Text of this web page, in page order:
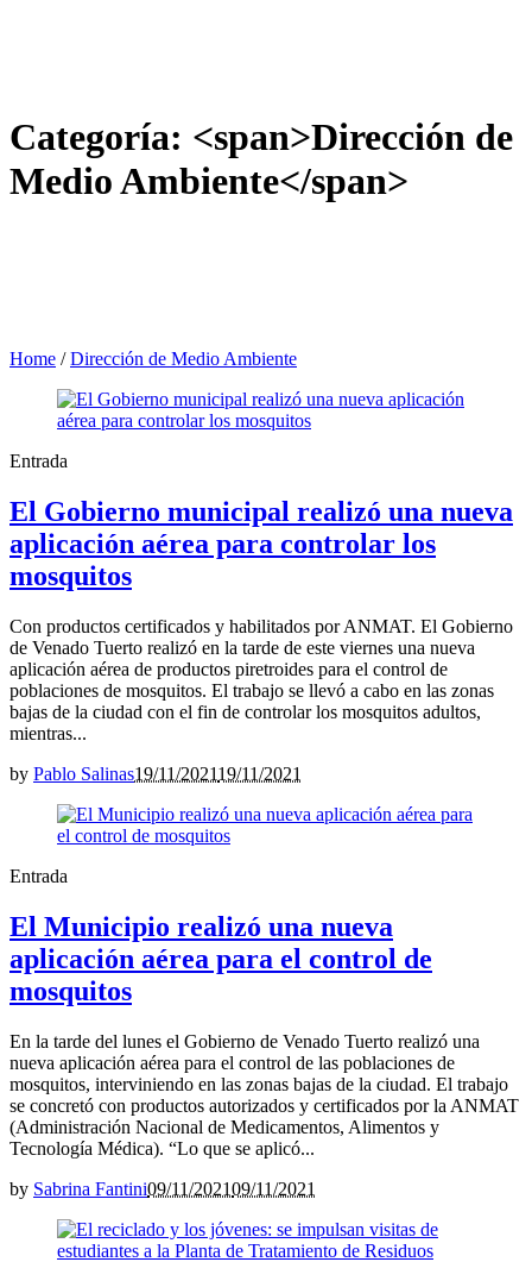
Categoría: <span>Dirección de
Medio Ambiente</span>
Home /Dirección de Medio Ambiente
Entrada
El Gobierno municipal realizó una nueva
aplicación aérea para controlar los
mosquitos
Con productos certificados y habilitados por ANMAT. El Gobierno
de Venado Tuerto realizó en la tarde de este viernes una nueva
aplicación aérea de productos piretroides para el control de
poblaciones de mosquitos. El trabajo se llevó a cabo en las zonas
bajas de la ciudad con el fin de controlar los mosquitos adultos,
mientras...
by Pablo Salinas19/11/202119/11/2021
Entrada
El Municipio realizó una nueva
aplicación aérea para el control de
mosquitos
En la tarde del lunes el Gobierno de Venado Tuerto realizó una
nueva aplicación aérea para el control de las poblaciones de
mosquitos, interviniendo en las zonas bajas de la ciudad. El trabajo
se concretó con productos autorizados y certificados por la ANMAT
(Administración Nacional de Medicamentos, Alimentos y
Tecnología Médica). “Lo que se aplicó...
by Sabrina Fantini09/11/202109/11/2021